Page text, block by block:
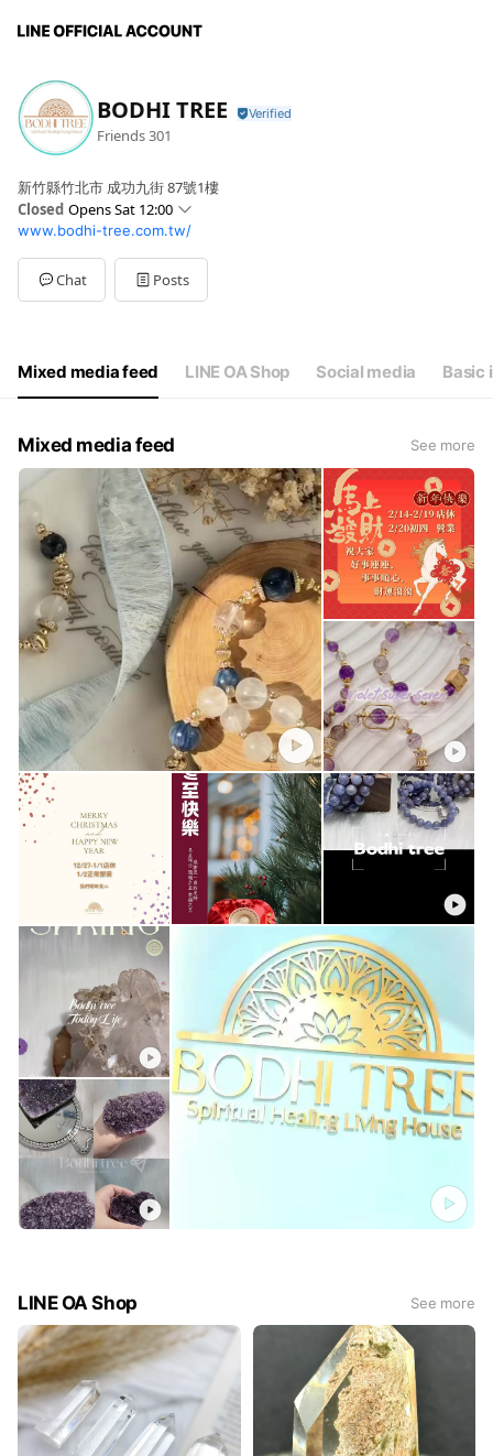
BODHI TREE
Friends301
新竹縣竹北市 成功九街 87號1樓
Closed Opens Sat 12:00
Sun12:00 - 20:00
Mon12:00 - 20:00
Tue12:00 - 20:00
Wed12:00 - 20:00
Sat
12:00 - 20:00
www.bodhi-tree.com.tw/
Chat Posts
Mixed media feed LINE OA Shop Social media Basic
Mixed media feed See more
LINE OA Shop See more